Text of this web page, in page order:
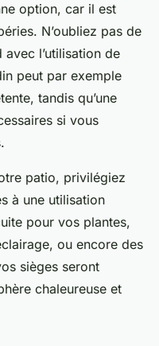
option, car il est
N’oubliez pas de
l’utilisation de
peut par exemple
tandis qu’une
si vous
patio, privilégiez
à une utilisation
pour vos plantes,
ou encore des
sièges seront
chaleureuse et